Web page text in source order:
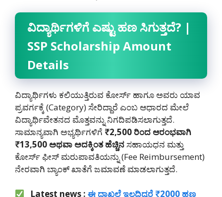
ವಿದ್ಯಾರ್ಥಿಗಳಿಗೆ ಎಷ್ಟು ಹಣ ಸಿಗುತ್ತದೆ? |
SSP Scholarship Amount
Details
ವಿದ್ಯಾರ್ಥಿಗಳು ಕಲಿಯುತ್ತಿರುವ ಕೋರ್ಸ್ ಹಾಗೂ ಅವರು ಯಾವ
ಪ್ರವರ್ಗಕ್ಕೆ (Category) ಸೇರಿದ್ದಾರೆ ಎಂಬ ಆಧಾರದ ಮೇಲೆ
ವಿದ್ಯಾರ್ಥಿವೇತನದ ಮೊತ್ತವನ್ನು ನಿಗದಿಪಡಿಸಲಾಗುತ್ತದೆ.
ಸಾಮಾನ್ಯವಾಗಿ ಅಭ್ಯರ್ಥಿಗಳಿಗೆ ₹2,500 ರಿಂದ ಆರಂಭವಾಗಿ
₹13,500 ಅಥವಾ ಅದಕ್ಕಿಂತ ಹೆಚ್ಚಿನ ಸಹಾಯಧನ ಮತ್ತು
ಕೋರ್ಸ್ ಫೀಸ್ ಮರುಪಾವತಿಯನ್ನು (Fee Reimbursement)
ನೇರವಾಗಿ ಬ್ಯಾಂಕ್ ಖಾತೆಗೆ ಜಮಾವಣೆ ಮಾಡಲಾಗುತ್ತದೆ.
Latest news :ಈ ದಾಖಲೆ ಇಲ್ಲದಿದ್ದರೆ ₹2000 ಹಣ